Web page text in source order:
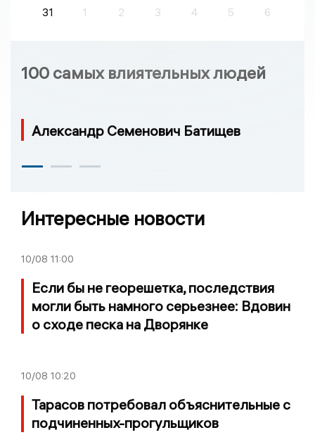
31
1 2 3 4 5 6
100 самых влиятельных людей
Александр Семенович Батищев
Интересные новости
10/08 11:00
Если бы не георешетка, последствия
могли быть намного серьезнее: Вдовин
о сходе песка на Дворянке
10/08 10:20
Тарасов потребовал объяснительные с
подчиненных-прогульщиков